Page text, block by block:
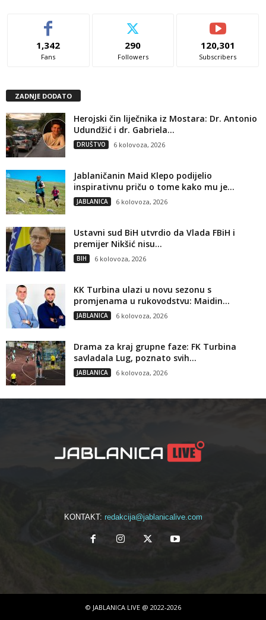
1,342
Fans
290
Followers
120,301
Subscribers
ZADNJE DODATO
Herojski čin liječnika iz Mostara: Dr. Antonio
Udundžić i dr. Gabriela...
DRUŠTVO 6 kolovoza, 2026
Jablaničanin Maid Klepo podijelio
inspirativnu priču o tome kako mu je...
JABLANICA 6 kolovoza, 2026
Ustavni sud BiH utvrdio da Vlada FBiH i
premijer Nikšić nisu...
BIH 6 kolovoza, 2026
KK Turbina ulazi u novu sezonu s
promjenama u rukovodstvu: Maidin...
JABLANICA 6 kolovoza, 2026
Drama za kraj grupne faze: FK Turbina
savladala Lug, poznato svih...
JABLANICA 6 kolovoza, 2026
KONTAKT: redakcija@jablanicalive.com
© JABLANICA LIVE @ 2022-2026